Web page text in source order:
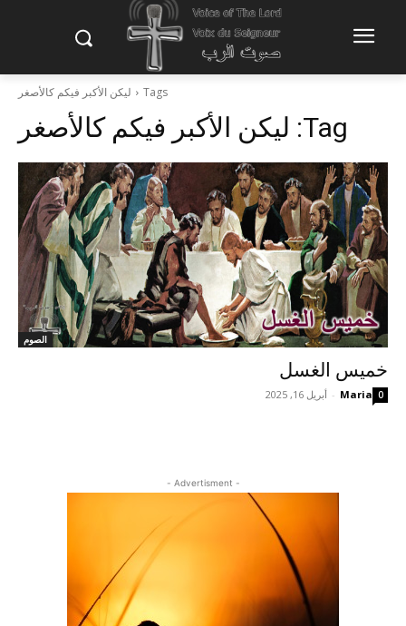
Tags ليكن الأكبر فيكم كالأصغر
Tag: ليكن الأكبر فيكم كالأصغر
الصوم
خميس الغسل
Maria
- أبريل 16, 2025 0
- Advertisment -